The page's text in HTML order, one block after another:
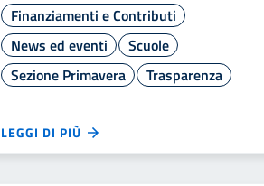
Finanziamenti e Contributi
News ed eventi
Scuole
Sezione Primavera
Trasparenza
LEGGI DI PIÙ